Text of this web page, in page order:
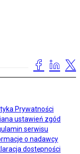
Prywatności
ustawień zgód
serwisu
o nadawcy
dostępności